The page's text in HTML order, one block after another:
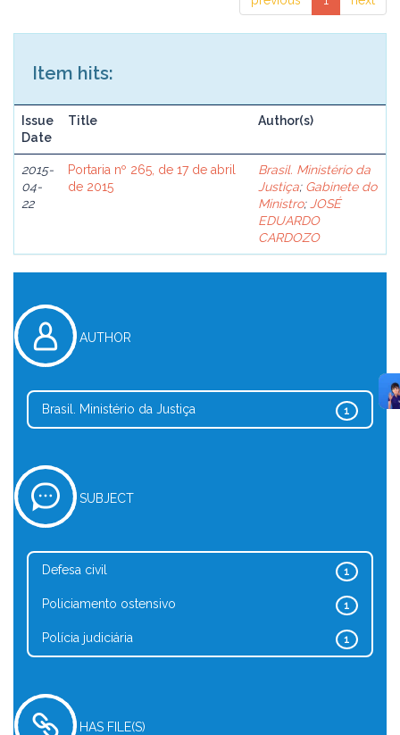
Item hits:
Issue
Date
Title Author(s)
2015-
04-
22
Portaria nº 265, de 17 de abril
de 2015
Brasil. Ministério da
Justiça; Gabinete do
Ministro; JOSÉ
EDUARDO
CARDOZO
AUTHOR
1
Brasil. Ministério da Justiça
SUBJECT
1
Defesa civil
1
Policiamento ostensivo
1
Polícia judiciária
HAS FILE(S)